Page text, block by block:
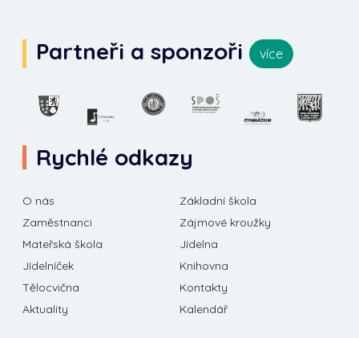
Partneři a sponzoři více
Rychlé odkazy
O nás
Základní škola
Zaměstnanci
Zájmové kroužky
Mateřská škola
Jídelna
Jídelníček
Knihovna
Tělocvična
Kontakty
Aktuality
Kalendář